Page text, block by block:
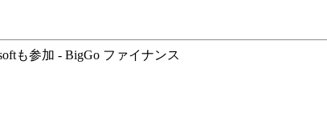
も参加 - BigGo ファイナンス